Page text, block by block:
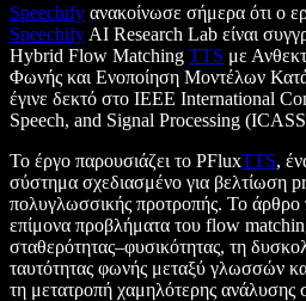
Speechify ανακοίνωσε σήμερα ότι ο
Speechify AI Research Lab είναι
Hybrid Flow Matching TTS με
Φωνής και Ενοποίηση Μοντέλων
έγινε δεκτό στο IEEE International
Speech, and Signal Processing
Το έργο παρουσιάζει το PFluxTTS,
σύστημα σχεδιασμένο για βελτίωση
πολυγλωσσικής προτροπής. Το άρθρο
επίμονα προβλήματα του flow
σταθερότητας–φυσικότητας, τη
ταυτότητας φωνής μεταξύ γλωσσών
τη μετατροπή χαμηλότερης ανάλυσης